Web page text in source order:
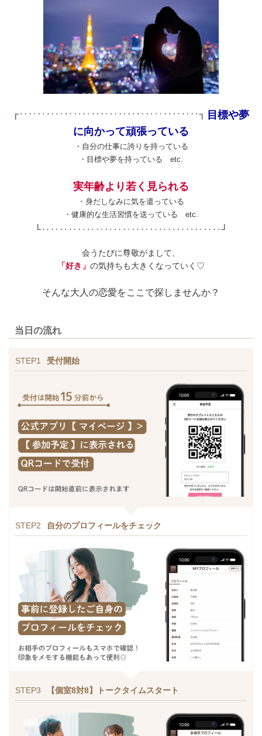
目標や夢
に向かって頑張っている
・自分の仕事に誇りを持っている
・目標や夢を持っている etc.
実年齢より若く見られる
・身だしなみに気を遣っている
・健康的な生活習慣を送っている etc.
会うたびに尊敬がまして、
「好き」 の気持ちも大きくなっていく♡
そんな大人の恋愛をここで探しませんか？
当日の流れ
STEP1 受付開始
STEP2 自分のプロフィールをチェック
STEP3 【個室8対8】トークタイムスタート